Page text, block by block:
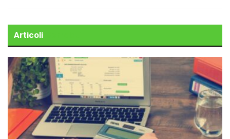
Articoli